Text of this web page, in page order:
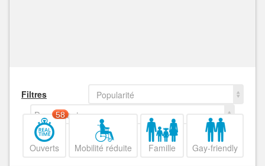
Filtres
Popularité
Decroissant
Ouverts
58
Mobilité réduite Famille Gay-friendly